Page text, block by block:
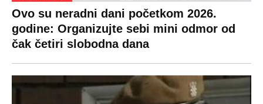
Ovo su neradni dani početkom 2026.
godine: Organizujte sebi mini odmor od
čak četiri slobodna dana